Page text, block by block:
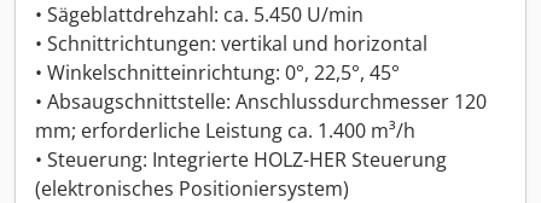
• Sägeblattdrehzahl: ca. 5.450 U/min
• Schnittrichtungen: vertikal und horizontal
• Winkelschnitteinrichtung: 0°, 22,5°, 45°
• Absaugschnittstelle: Anschlussdurchmesser 120
mm; erforderliche Leistung ca. 1.400 m³/h
• Steuerung: Integrierte HOLZ-HER Steuerung
(elektronisches Positioniersystem)